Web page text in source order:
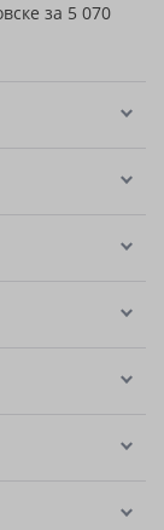
за 5 070